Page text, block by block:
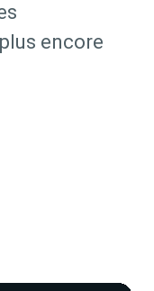
encore